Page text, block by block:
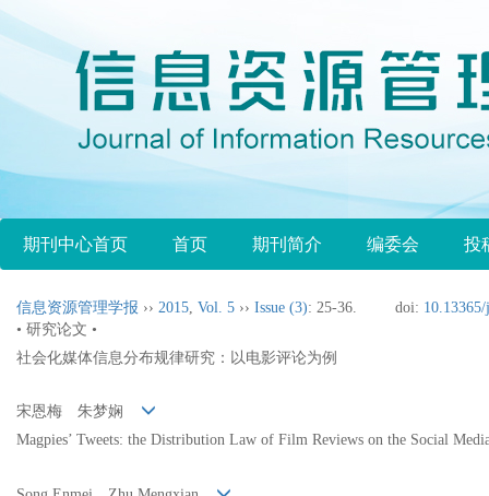
期刊中心首页 首页 期刊简介 编委会 投
信息资源管理学报 ›› 2015, Vol. 5 ›› Issue (3): 25-36. doi:
• 研究论文 •
社会化媒体信息分布规律研究：以电影评论为例
宋恩梅 朱梦娴
Magpies’ Tweets: the Distribution Law of Film Reviews on the Social